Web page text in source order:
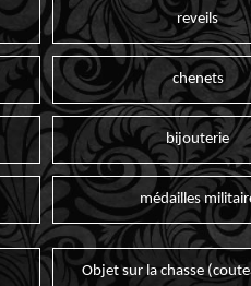
reveils
chenets
bijouterie
médailles
Objet sur la chasse